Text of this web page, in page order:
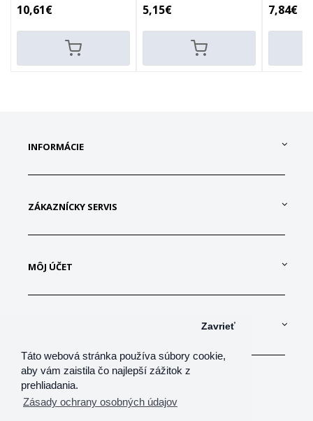
Táto webová stránka používa súbory cookie,
aby vám zaistila čo najlepší zážitok z
prehliadania.
Zásady ochrany osobných údajov
Zavrieť
10,61€ 5,15€ 7,84€
INFORMÁCIE
ZÁKAZNÍCKY SERVIS
MÔJ ÚČET